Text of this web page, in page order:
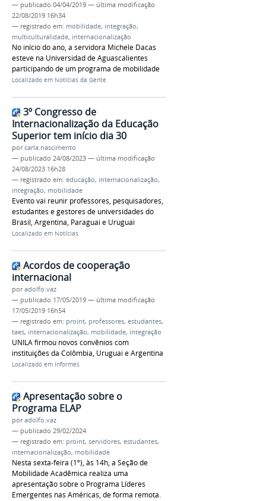
— publicado 04/04/2019 — última modificação
22/08/2019 16h34
— registrado em: mobilidade, integração,
multiculturalidade, internacionalização
No início do ano, a servidora Michele Dacas
esteve na Universidad de Aguascalientes
participando de um programa de mobilidade
Localizado em Notícias da Gente
3º Congresso de
Internacionalização da Educação
Superior tem início dia 30
porcarla.nascimento
— publicado 24/08/2023 — última modificação
24/08/2023 16h28
— registrado em: educação, internacionalização,
integração, mobilidade
Evento vai reunir professores, pesquisadores,
estudantes e gestores de universidades do
Brasil, Argentina, Paraguai e Uruguai
Localizado em Notícias
Acordos de cooperação
internacional
poradolfo.vaz
— publicado 17/05/2019 — última modificação
17/05/2019 16h54
— registrado em: proint, professores, estudantes,
taes, internacionalização, mobilidade, integração
UNILA firmou novos convênios com
instituições da Colômbia, Uruguai e Argentina
Localizado em Informes
Apresentação sobre o
Programa ELAP
poradolfo.vaz
— publicado 29/02/2024
— registrado em: proint, servidores, estudantes,
internacionalização, mobilidade
Nesta sexta-feira (1º), às 14h, a Seção de
Mobilidade Acadêmica realiza uma
apresentação sobre o Programa Líderes
Emergentes nas Américas, de forma remota.